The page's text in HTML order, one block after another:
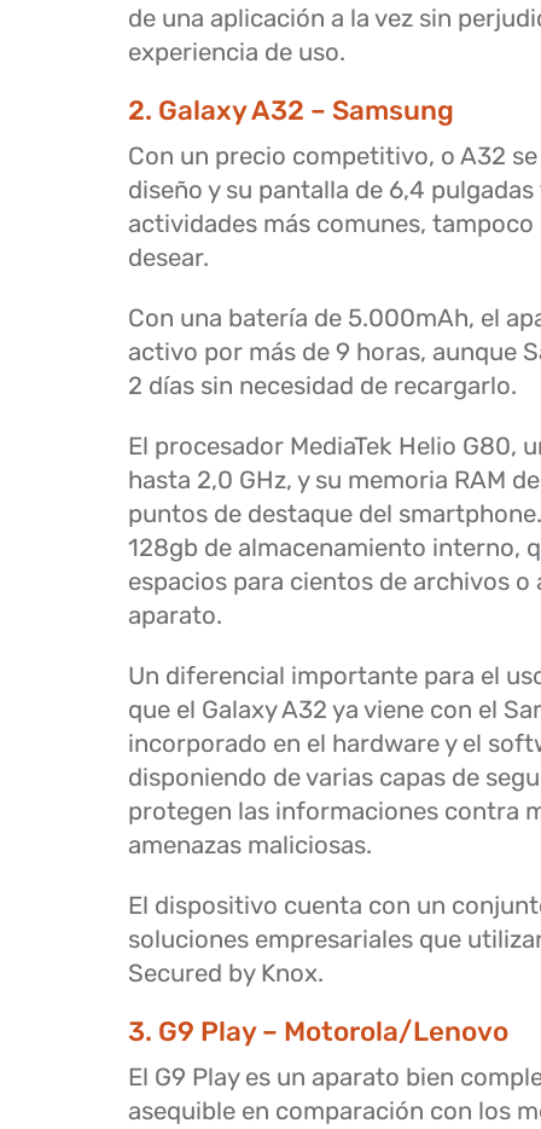
de una aplicación a la vez sin
experiencia de uso.
2. Galaxy A32 – Samsung
Con un precio competitivo, o A32
diseño y su pantalla de 6,4
actividades más comunes, tampoco
desear.
Con una batería de 5.000mAh, el
activo por más de 9 horas, aunque
2 días sin necesidad de recargarlo.
El procesador MediaTek Helio G80,
hasta 2,0 GHz, y su memoria RAM
puntos de destaque del
128gb de almacenamiento interno,
espacios para cientos de archivos o
aparato.
Un diferencial importante para el
que el Galaxy A32 ya viene con el
incorporado en el hardware y el
disponiendo de varias capas de
protegen las informaciones contra
amenazas maliciosas.
El dispositivo cuenta con un
soluciones empresariales que
Secured by Knox.
3. G9 Play – Motorola/Lenovo
El G9 Play es un aparato bien
asequible en comparación con los